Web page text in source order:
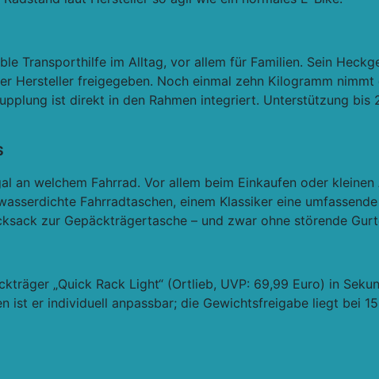
Transporthilfe im Alltag, vor allem für Familien. Sein
Hersteller freigegeben. Noch einmal zehn Kilogramm nimmt
ist direkt in den Rahmen integriert. Unterstützung
an welchem Fahrrad. Vor allem beim Einkaufen oder kleinen
Fahrradtaschen, einem Klassiker eine
zur Gepäckträgertasche – und zwar ohne störende
„Quick Rack Light“ (Ortlieb, UVP: 69,99 Euro) in
ist er individuell anpassbar; die Gewichtsfreigabe liegt bei